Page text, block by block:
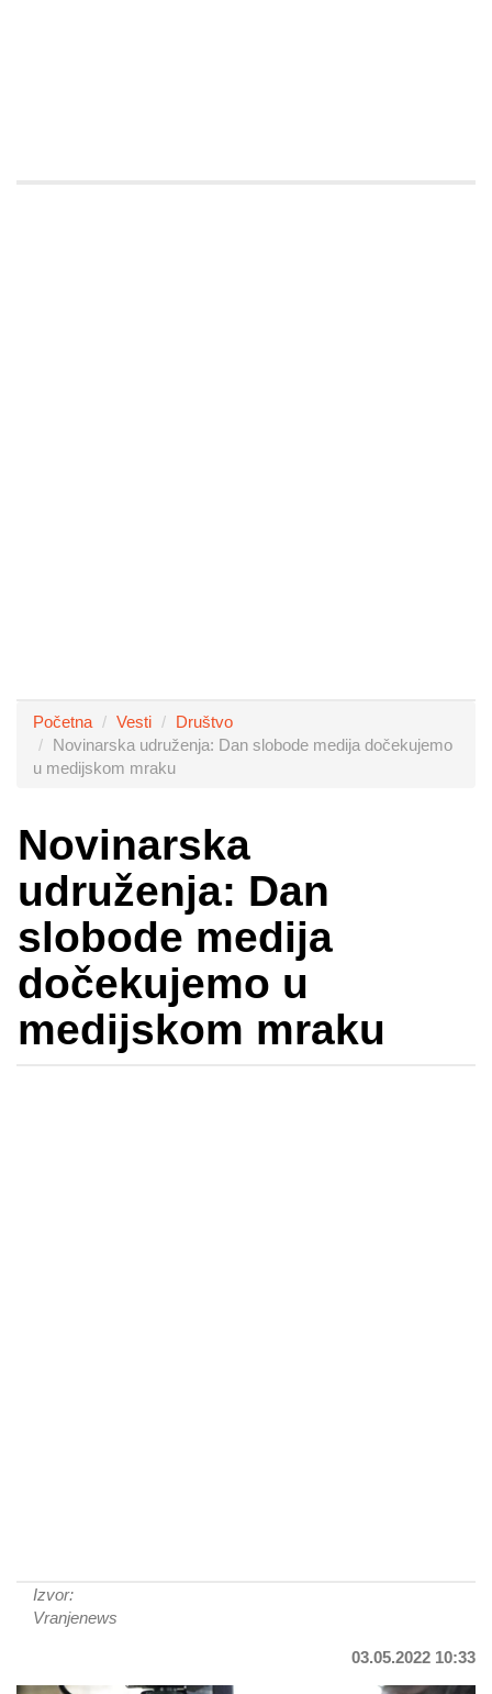
Početna Vesti
Društvo
Novinarska udruženja: Dan slobode medija dočekujemo
u medijskom mraku
Novinarska
udruženja: Dan
slobode medija
dočekujemo u
medijskom mraku
Izvor:
Vranjenews
03.05.2022 10:33